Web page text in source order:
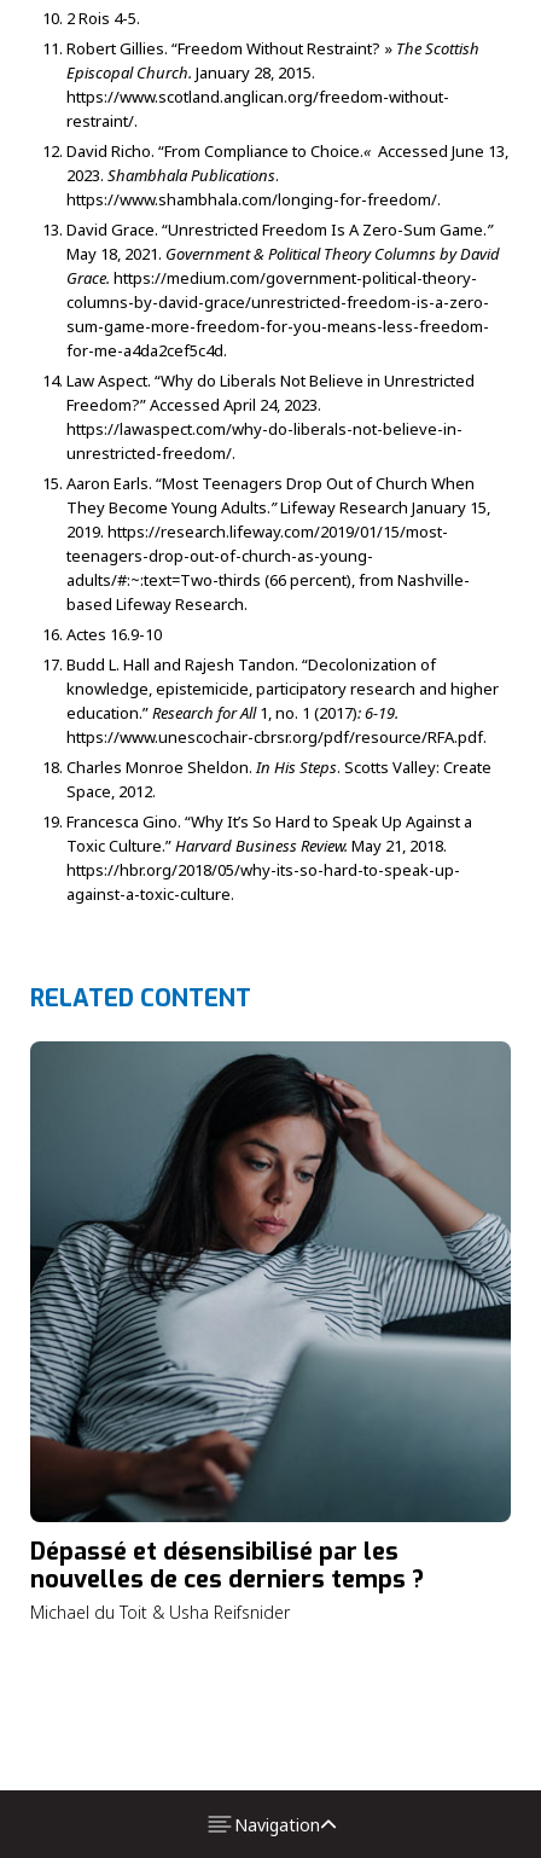
2 Rois 4-5.
Robert Gillies. “Freedom Without Restraint? » The Scottish
Episcopal Church. January 28, 2015.
https://www.scotland.anglican.org/freedom-without-
restraint/.
David Richo. “From Compliance to Choice.« Accessed June 13,
2023. Shambhala Publications.
https://www.shambhala.com/longing-for-freedom/.
David Grace. “Unrestricted Freedom Is A Zero-Sum Game.”
May 18, 2021. Government & Political Theory Columns by David
Grace. https://medium.com/government-political-theory-
columns-by-david-grace/unrestricted-freedom-is-a-zero-
sum-game-more-freedom-for-you-means-less-freedom-
for-me-a4da2cef5c4d.
Law Aspect. “Why do Liberals Not Believe in Unrestricted
Freedom?” Accessed April 24, 2023.
https://lawaspect.com/why-do-liberals-not-believe-in-
unrestricted-freedom/.
Aaron Earls. “Most Teenagers Drop Out of Church When
They Become Young Adults.”Lifeway Research January 15,
2019. https://research.lifeway.com/2019/01/15/most-
teenagers-drop-out-of-church-as-young-
adults/#:~:text=Two-thirds (66 percent), from Nashville-
based Lifeway Research.
Actes 16.9-10
Budd L. Hall and Rajesh Tandon. “Decolonization of
knowledge, epistemicide, participatory research and higher
education.”Research for All1, no. 1 (2017): 6-19.
https://www.unescochair-cbrsr.org/pdf/resource/RFA.pdf.
Charles Monroe Sheldon.In His Steps. Scotts Valley: Create
Space, 2012.
Francesca Gino. “Why It’s So Hard to Speak Up Against a
Toxic Culture.”Harvard Business Review. May 21, 2018.
https://hbr.org/2018/05/why-its-so-hard-to-speak-up-
against-a-toxic-culture.
RELATED CONTENT
Dépassé et désensibilisé par les
nouvelles de ces derniers temps ?
Michael du Toit & Usha Reifsnider
Navigation